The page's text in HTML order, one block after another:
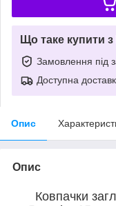
Що таке купити
Замовлення під
Доступна
Опис
Опис
Ковпачки